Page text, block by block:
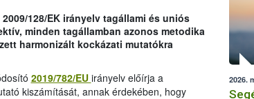
128/EK irányelv tagállami és uniós
minden tagállamban azonos metodika
harmonizált kockázati mutatókra
2019/782/EU irányelv előírja a
kiszámítását, annak érdekében, hogy
2026.